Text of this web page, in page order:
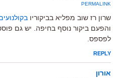
PERMALINK
שרון רז שוב מפליא בביקוריו
והפעם ביקור נוסף בחיפה. יש גם
לפספס.
REPLY
אורון